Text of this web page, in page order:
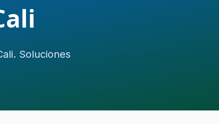
Soluciones